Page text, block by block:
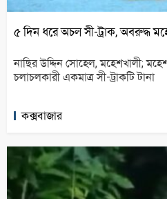
৫ দিন ধরে অচল সী-ট্রাক, অবরুদ্ধ
নাছির উদ্দিন সোহেল, মহেশখালী;
চলাচলকারী একমাত্র সী-ট্রাকটি টানা
কক্সবাজার